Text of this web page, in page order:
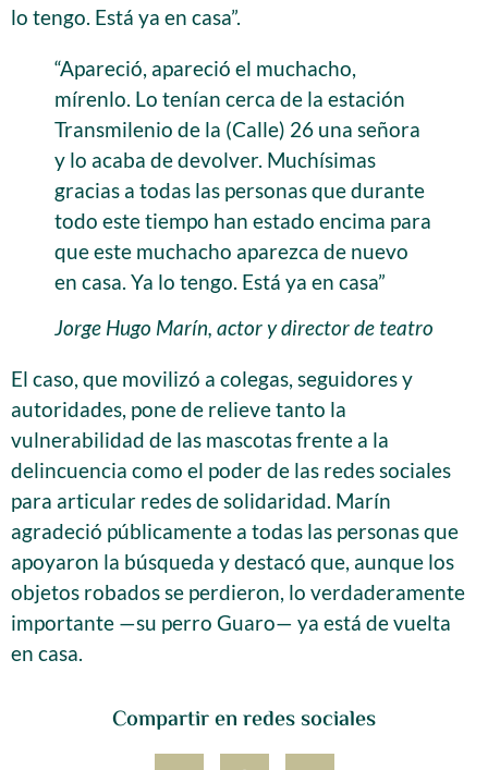
Compartir en redes sociales
lo tengo. Está ya en casa”.
“Apareció, apareció el muchacho,
mírenlo. Lo tenían cerca de la estación
Transmilenio de la (Calle) 26 una señora
y lo acaba de devolver. Muchísimas
gracias a todas las personas que durante
todo este tiempo han estado encima para
que este muchacho aparezca de nuevo
en casa. Ya lo tengo. Está ya en casa”
Jorge Hugo Marín, actor y director de teatro
El caso, que movilizó a colegas, seguidores y
autoridades, pone de relieve tanto la
vulnerabilidad de las mascotas frente a la
delincuencia como el poder de las redes sociales
para articular redes de solidaridad. Marín
agradeció públicamente a todas las personas que
apoyaron la búsqueda y destacó que, aunque los
objetos robados se perdieron, lo verdaderamente
importante —su perro Guaro— ya está de vuelta
en casa.